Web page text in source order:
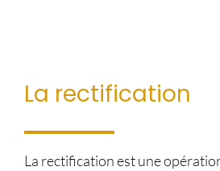
La rectification
La rectification est une